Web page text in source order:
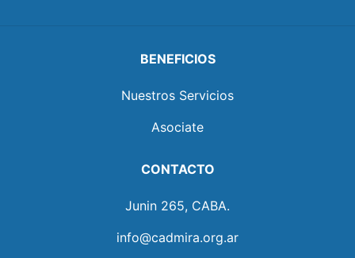
BENEFICIOS
Nuestros Servicios
Asociate
CONTACTO
Junin 265, CABA.
info@cadmira.org.ar